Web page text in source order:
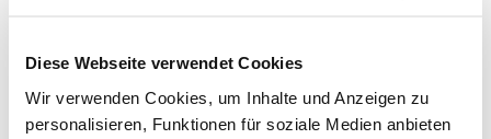
Diese Webseite verwendet Cookies
Wir verwenden Cookies, um Inhalte und Anzeigen zu
personalisieren, Funktionen für soziale Medien anbieten